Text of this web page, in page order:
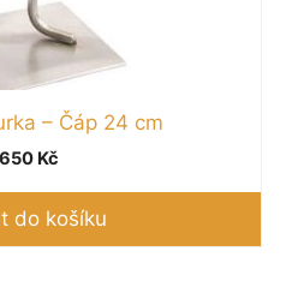
– Čáp 24 cm
650 Kč
do košíku